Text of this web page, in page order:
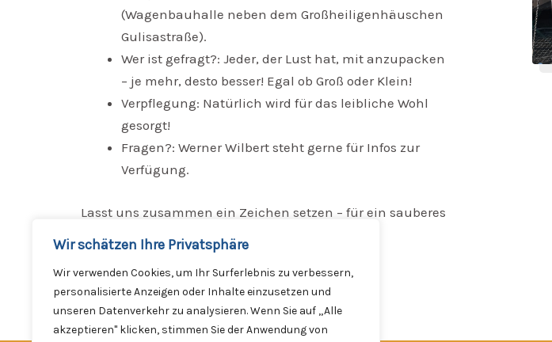
Wir schätzen Ihre Privatsphäre
Wir verwenden Cookies, um Ihr Surferlebnis zu verbessern,
personalisierte Anzeigen oder Inhalte einzusetzen und
unseren Datenverkehr zu analysieren. Wenn Sie auf „Alle
akzeptieren" klicken, stimmen Sie der Anwendung von
(Wagenbauhalle neben dem Großheiligenhäuschen
Gulisastraße).
Wer ist gefragt?: Jeder, der Lust hat, mit anzupacken
– je mehr, desto besser! Egal ob Groß oder Klein!
Verpflegung: Natürlich wird für das leibliche Wohl
gesorgt!
Fragen?: Werner Wilbert steht gerne für Infos zur
Verfügung.
Lasst uns zusammen ein Zeichen setzen – für ein sauberes